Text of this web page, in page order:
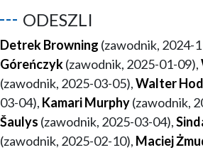
ODESZLI
Detrek Browning (zawodnik, 2024-
Góreńczyk(zawodnik, 2025-01-09),
(zawodnik, 2025-03-05),Walter
03-04), Kamari Murphy(zawodnik,
Šaulys (zawodnik, 2025-03-04),
(zawodnik, 2025-02-10), Maciej